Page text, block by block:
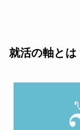
就活の軸とは